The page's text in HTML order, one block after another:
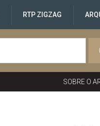
RTP ZIGZAG
SOBRE O